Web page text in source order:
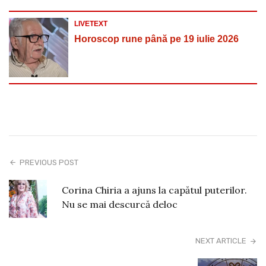
LIVETEXT
Horoscop rune până pe 19 iulie 2026
PREVIOUS POST
Corina Chiria a ajuns la capătul puterilor.
Nu se mai descurcă deloc
NEXT ARTICLE